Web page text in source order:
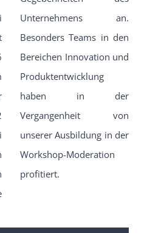
profitiert.